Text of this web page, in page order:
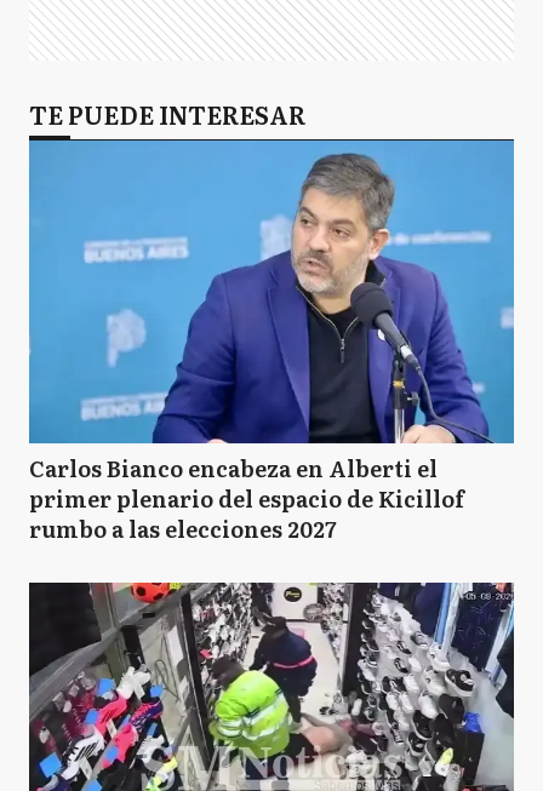
TE PUEDE INTERESAR
Carlos Bianco encabeza en Alberti el
primer plenario del espacio de Kicillof
rumbo a las elecciones 2027